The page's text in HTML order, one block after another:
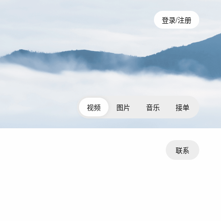
登录/注册
视频 图片 音乐 接单
联系